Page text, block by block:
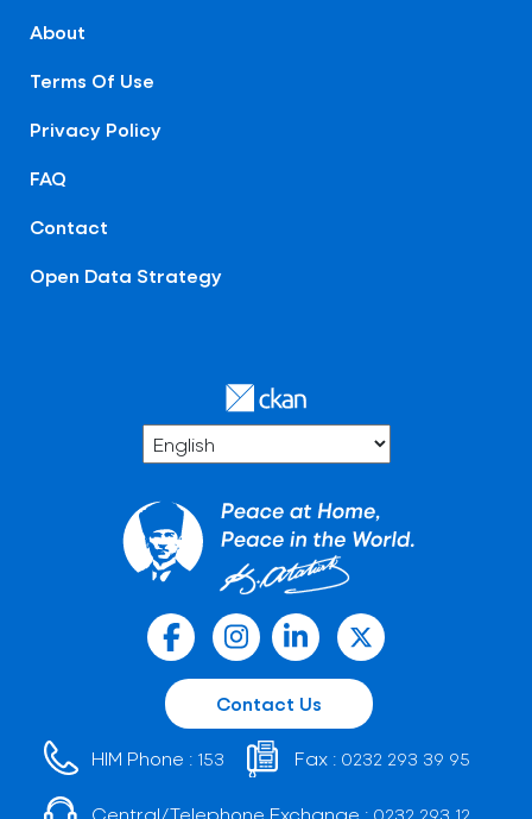
About
Terms Of Use
Privacy Policy
FAQ
Contact
Open Data Strategy
Contact Us
HIM Phone : 153 Fax : 0232 293 39 95
Central/Telephone Exchange :